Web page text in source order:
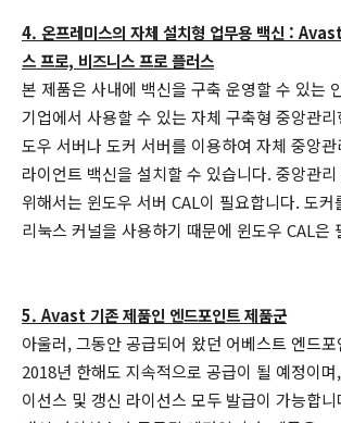
4. 온프레미스의 자체 설치형 업무용 백신 :
스 프로, 비즈니스 프로 플러스
본 제품은 사내에 백신을 구축 운영할 수 있는
기업에서 사용할 수 있는 자체 구축형 중앙관
도우 서버나 도커 서버를 이용하여 자체 중앙
라이언트 백신을 설치할 수 있습니다. 중앙관
위해서는 윈도우 서버 CAL이 필요합니다. 도
리눅스 커널을 사용하기 때문에 윈도우 CAL은
5. Avast 기존 제품인 엔드포인트 제품군
아울러, 그동안 공급되어 왔던 어베스트 엔드
2018년 한해도 지속적으로 공급이 될 예정이
이선스 및 갱신 라이선스 모두 발급이 가능합